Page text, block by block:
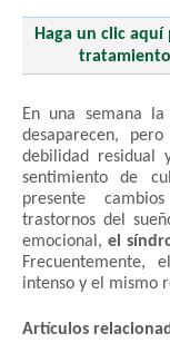
Haga un clic
En una semana
desaparecen,
debilidad residual
sentimiento de
presente
trastornos del
emocional,el
Frecuentemente,
intenso y el mismo
Artículos